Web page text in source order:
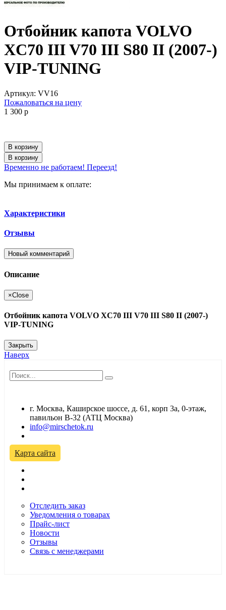
Отбойник капота VOLVO
XC70 III V70 III S80 II (2007-)
VIP-TUNING
Артикул: VV16
Пожаловаться на цену
1 300 p
В корзину
В корзину
Временно не работаем! Переезд!
Мы принимаем к оплате:
Характеристики
Отзывы
Новый комментарий
Описание
×Close
Отбойник капота VOLVO XC70 III V70 III S80 II (2007-)
VIP-TUNING
Закрыть
Наверх
г. Москва, Каширское шоссе, д. 61, корп 3а, 0-этаж,
павильон В-32 (АТЦ Москва)
info@mirschetok.ru
Карта сайта
Отследить заказ
Уведомления о товарах
Прайс-лист
Новости
Отзывы
Связь с менеджерами